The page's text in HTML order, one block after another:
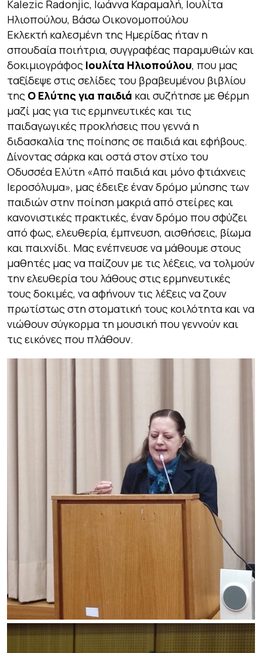
Kalezic Radonjic, Ιωάννα Καραμαλή, Ιουλίτα
Ηλιοπούλου, Βάσω Οικονομοπούλου
Εκλεκτή καλεσμένη της Ημερίδας ήταν η
σπουδαία ποιήτρια, συγγραφέας παραμυθιών και
δοκιμιογράφος Ιουλίτα Ηλιοπούλου, που μας
ταξίδεψε στις σελίδες του βραβευμένου βιβλίου
της Ο Ελύτης για παιδιά και συζήτησε με θέρμη
μαζί μας για τις ερμηνευτικές και τις
παιδαγωγικές προκλήσεις που γεννά η
διδασκαλία της ποίησης σε παιδιά και εφήβους.
Δίνοντας σάρκα και οστά στον στίχο του
Οδυσσέα Ελύτη «Από παιδιά και μόνο φτιάχνεις
Ιεροσόλυμα», μας έδειξε έναν δρόμο μύησης των
παιδιών στην ποίηση μακριά από στείρες και
κανονιστικές πρακτικές, έναν δρόμο που σφύζει
από φως, ελευθερία, έμπνευση, αισθήσεις, βίωμα
και παιχνίδι. Μας ενέπνευσε να μάθουμε στους
μαθητές μας να παίζουν με τις λέξεις, να τολμούν
την ελευθερία του λάθους στις ερμηνευτικές
τους δοκιμές, να αφήνουν τις λέξεις να ζουν
πρωτίστως στη στοματική τους κοιλότητα και να
νιώθουν σύγκορμα τη μουσική που γεννούν και
τις εικόνες που πλάθουν.